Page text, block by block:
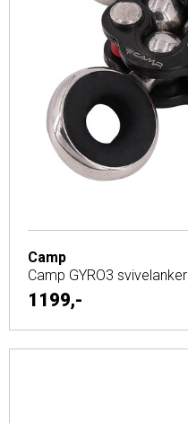
Camp
Camp GYRO3 svivelanker
1199,-